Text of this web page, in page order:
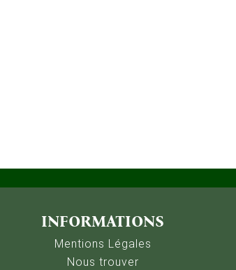
INFORMATIONS
Mentions Légales
Nous trouver